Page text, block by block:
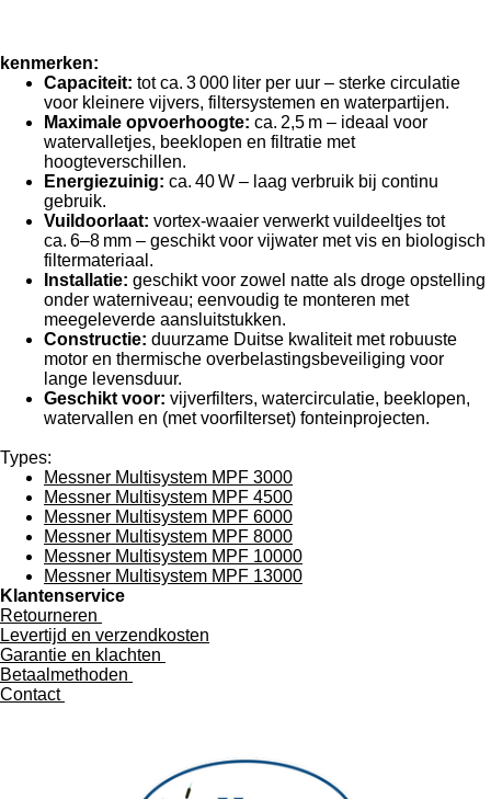
kenmerken:
Capaciteit: tot ca. 3 000 liter per uur – sterke circulatie
voor kleinere vijvers, filtersystemen en waterpartijen.
Maximale opvoerhoogte: ca. 2,5 m – ideaal voor
watervalletjes, beeklopen en filtratie met
hoogteverschillen.
Energiezuinig: ca. 40 W – laag verbruik bij continu
gebruik.
Vuildoorlaat: vortex‑waaier verwerkt vuildeeltjes tot
ca. 6–8 mm – geschikt voor vijwater met vis en biologisch
filtermateriaal.
Installatie: geschikt voor zowel natte als droge opstelling
onder waterniveau; eenvoudig te monteren met
meegeleverde aansluitstukken.
Constructie: duurzame Duitse kwaliteit met robuuste
motor en thermische overbelastingsbeveiliging voor
lange levensduur.
Geschikt voor: vijverfilters, watercirculatie, beeklopen,
watervallen en (met voorfilterset) fonteinprojecten.
Types:
Messner Multisystem MPF 3000
Messner Multisystem MPF 4500
Messner Multisystem MPF 6000
Messner Multisystem MPF 8000
Messner Multisystem MPF 10000
Messner Multisystem MPF 13000
Klantenservice
Retourneren
Levertijd en verzendkosten
Garantie en klachten
Betaalmethoden
Contact